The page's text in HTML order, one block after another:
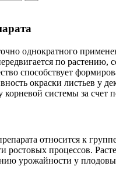
однократного
по растению,
способствует
окраски листьев у
корневой системы за счет
относится к
процессов.
урожайности у